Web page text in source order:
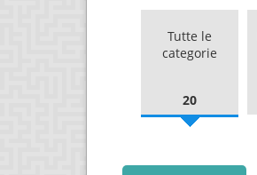
Tutte le
categorie
20